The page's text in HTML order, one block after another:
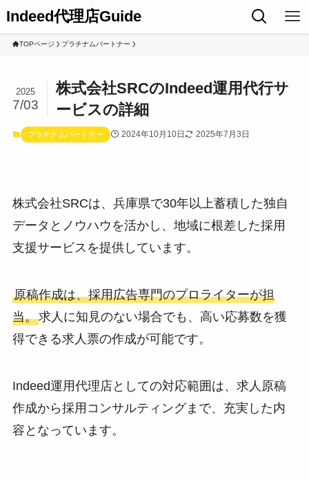
Indeed代理店Guide
TOPページ プラチナムパートナー
株式会社SRCのIndeed運用代行サ
ービスの詳細
2025
7/03
プラチナムパートナー 2024年10月10日 2025年7月3日
株式会社SRCは、兵庫県で30年以上蓄積した独自
データとノウハウを活かし、地域に根差した採用
支援サービスを提供しています。
原稿作成は、採用広告専門のプロライターが担
当。求人に知見のない場合でも、高い応募数を獲
得できる求人票の作成が可能です。
Indeed運用代理店としての対応範囲は、求人原稿
作成から採用コンサルティングまで、充実した内
容となっています。